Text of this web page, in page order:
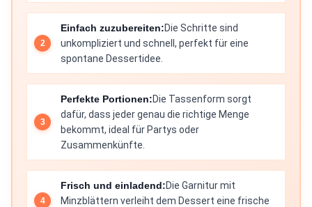
Einfach zuzubereiten:Die Schritte sind
unkompliziert und schnell, perfekt für eine
spontane Dessertidee.
Perfekte Portionen:Die Tassenform sorgt
dafür, dass jeder genau die richtige Menge
bekommt, ideal für Partys oder
Zusammenkünfte.
Frisch und einladend:Die Garnitur mit
Minzblättern verleiht dem Dessert eine frische